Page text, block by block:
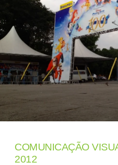
COMUNICAÇÃO
2012